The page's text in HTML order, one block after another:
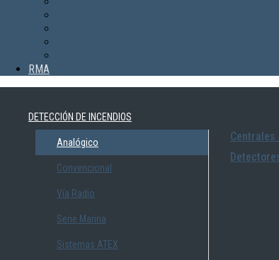
RMA
DETECCIÓN DE INCENDIOS
Analógico
Convencional
Vía Radio
Serie Marina
Sistemas ATEX
Centrales